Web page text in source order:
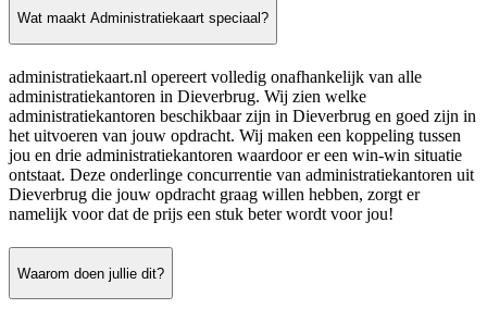
Wat maakt Administratiekaart speciaal?
administratiekaart.nl opereert volledig onafhankelijk van alle
administratiekantoren in Dieverbrug. Wij zien welke
administratiekantoren beschikbaar zijn in Dieverbrug en goed zijn in
het uitvoeren van jouw opdracht. Wij maken een koppeling tussen
jou en drie administratiekantoren waardoor er een win-win situatie
ontstaat. Deze onderlinge concurrentie van administratiekantoren uit
Dieverbrug die jouw opdracht graag willen hebben, zorgt er
namelijk voor dat de prijs een stuk beter wordt voor jou!
Waarom doen jullie dit?